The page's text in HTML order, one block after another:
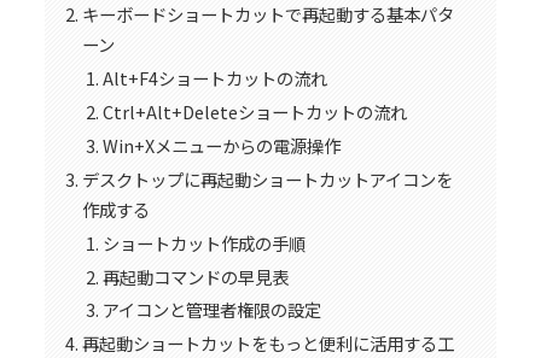
キーボードショートカットで再起動する基本パタ
ーン
Alt+F4ショートカットの流れ
Ctrl+Alt+Deleteショートカットの流れ
Win+Xメニューからの電源操作
デスクトップに再起動ショートカットアイコンを
作成する
ショートカット作成の手順
再起動コマンドの早見表
アイコンと管理者権限の設定
再起動ショートカットをもっと便利に活用する工